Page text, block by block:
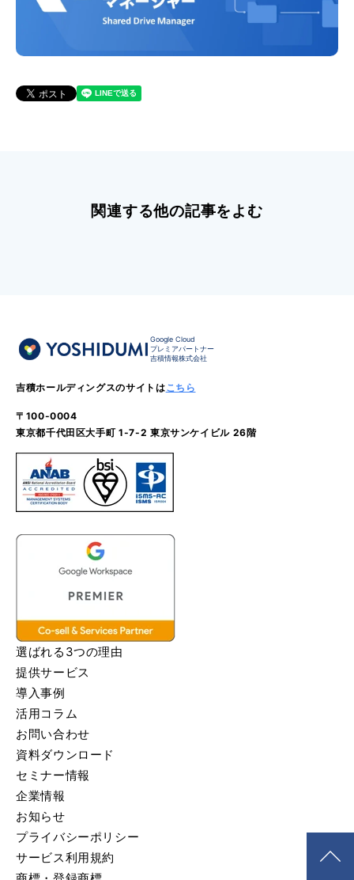
関連する他の記事をよむ
Google Cloud
プレミアパートナー
吉積情報株式会社
吉積ホールディングスのサイトはこちら
〒100-0004
東京都千代田区大手町 1-7-2 東京サンケイビル 26階
選ばれる3つの理由
提供サービス
導入事例
活用コラム
お問い合わせ
資料ダウンロード
セミナー情報
企業情報
お知らせ
プライバシーポリシー
サービス利用規約